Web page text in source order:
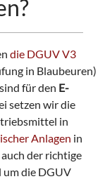
die DGUV V3
in Blaubeuren)
für den E-
setzen wir die
in
Anlagen in
der richtige
um die DGUV